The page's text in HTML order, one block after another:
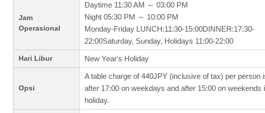
Jam
Operasional
Daytime 11:30 AM ～ 03:00 PM
Night 05:30 PM ～ 10:00 PM
Monday-Friday LUNCH:11:30-15:00DINNER:17:30-
22:00Saturday, Sunday, Holidays 11:00-22:00
Hari Libur New Year's Holiday
Opsi
A table charge of 440JPY (inclusive of tax) per person
after 17:00 on weekdays and after 15:00 on weekends
holiday.